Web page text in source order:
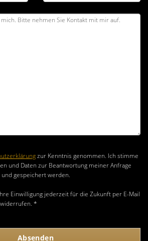
zur Kenntnis genommen. Ich stimme
und Daten zur Beantwortung meiner Anfrage
gespeichert werden.
Einwilligung jederzeit für die Zukunft per E-Mail
*
Absenden